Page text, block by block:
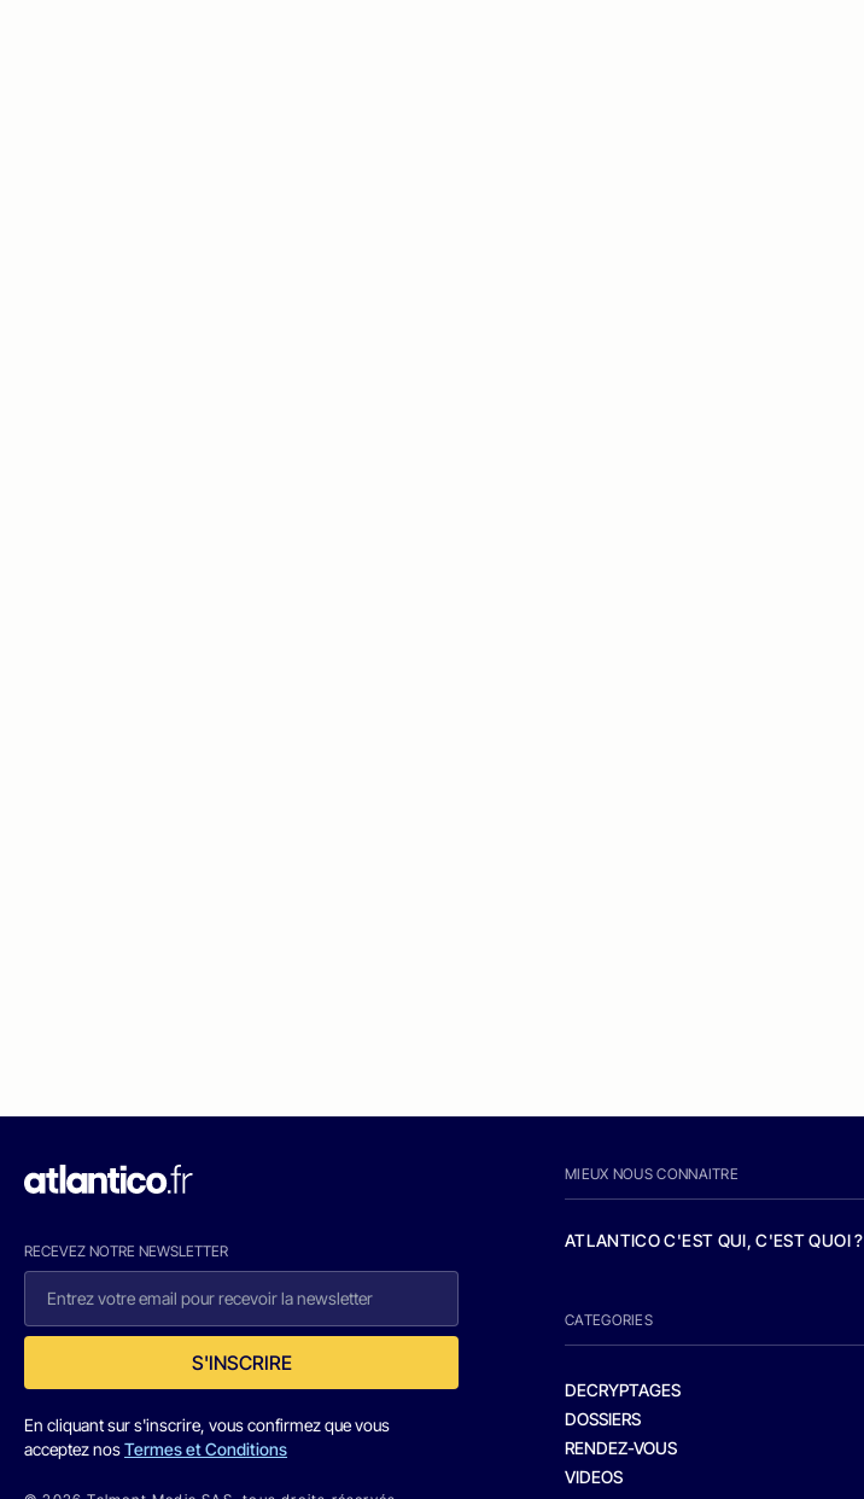
RECEVEZ NOTRE NEWSLETTER
S'INSCRIRE
En cliquant sur s'inscrire, vous confirmez que vous
acceptez nosTermes et Conditions
MIEUX NOUS CONNAITRE
ATLANTICO C'EST QUI, C'EST QUOI ?
CATEGORIES
DECRYPTAGES
DOSSIERS
RENDEZ-VOUS
VIDEOS